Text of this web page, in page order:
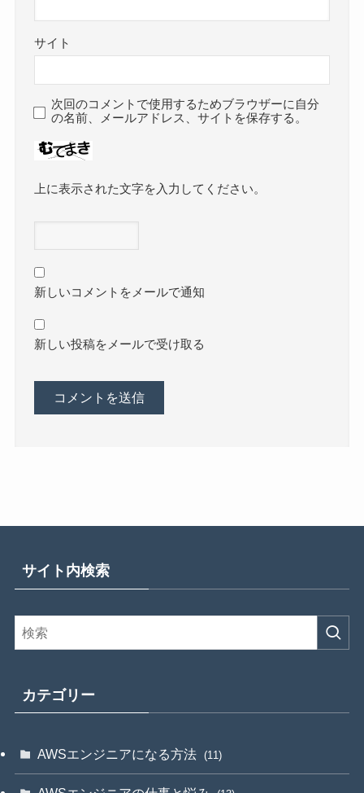
サイト
次回のコメントで使用するためブラウザーに自分
の名前、メールアドレス、サイトを保存する。
上に表示された文字を入力してください。
新しいコメントをメールで通知
新しい投稿をメールで受け取る
サイト内検索
カテゴリー
AWSエンジニアになる方法 (11)